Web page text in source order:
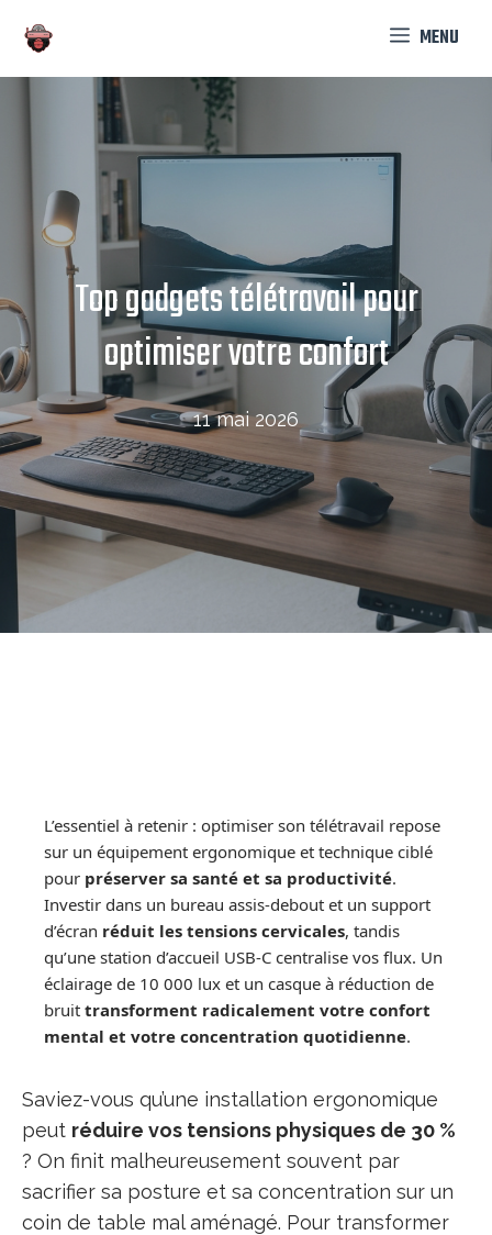
contenu
MENU
Top gadgets télétravail pour
optimiser votre confort
11 mai 2026
L’essentiel à retenir : optimiser son télétravail repose
sur un équipement ergonomique et technique ciblé
pour préserver sa santé et sa productivité.
Investir dans un bureau assis-debout et un support
d’écran réduit les tensions cervicales, tandis
qu’une station d’accueil USB-C centralise vos flux. Un
éclairage de 10 000 lux et un casque à réduction de
bruit transforment radicalement votre confort
mental et votre concentration quotidienne.
Saviez-vous qu’une installation ergonomique
peut réduire vos tensions physiques de 30 %
? On finit malheureusement souvent par
sacrifier sa posture et sa concentration sur un
coin de table mal aménagé. Pour transformer